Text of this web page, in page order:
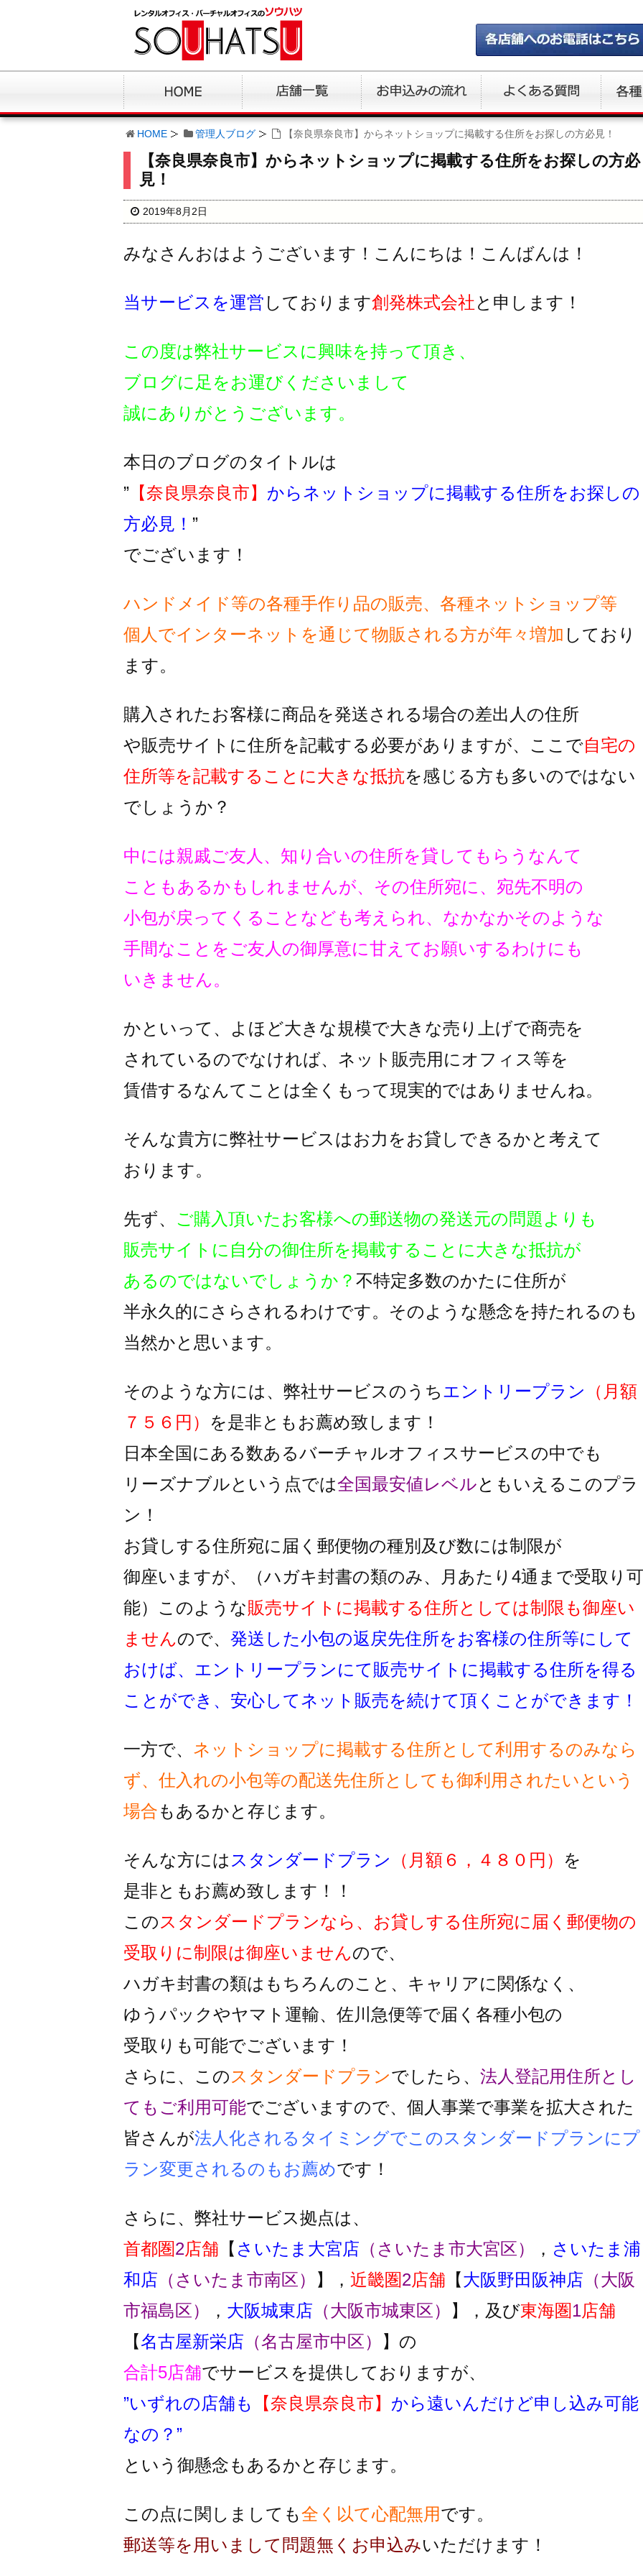
HOME 管理人ブログ 【奈良県奈良市】からネットショップに掲載する住所をお探しの方必見！
【奈良県奈良市】からネットショップに掲載する住所をお探しの方必
見！
2019年8月2日
みなさんおはようございます！こんにちは！こんばんは！
当サービスを運営 しております創発株式会社と申します！
この度は弊社サービスに興味を持って頂き、
ブログに足をお運びくださいまして
誠にありがとうございます。
本日のブログのタイトルは
” 【奈良県奈良市】 からネットショップに掲載する住所をお探しの
方必見！ ”
でございます！
ハンドメイド等の各種手作り品の販売、各種ネットショップ等
個人でインターネットを通じて物販される方が年々増加 しており
ます。
購入されたお客様に商品を発送される場合の差出人の住所
や販売サイトに住所を記載する必要がありますが、 ここで自宅の
住所等を記載することに大きな抵抗を感じる方も多いのではない
でしょうか？
中には親戚ご友人、知り合いの住所を貸してもらうなんて
こともあるかもしれませんが、その住所宛に、宛先不明の
小包が戻ってくることなども考えられ、なかなかそのような
手間なことをご友人の御厚意に甘えてお願いするわけにも
いきません。
かといって、よほど大きな規模で大きな売り上げで商売を
されているのでなければ、ネット販売用にオフィス等を
賃借するなんてことは全くもって現実的ではありませんね。
そんな貴方に弊社サービスはお力をお貸しできるかと考えて
おります。
先ず、 ご購入頂いたお客様への郵送物の発送元の問題よりも
販売サイトに自分の御住所を掲載することに大きな抵抗が
あるのではないでしょうか？ 不特定多数のかたに住所が
半永久的にさらされるわけです。そのような懸念を持たれるのも
当然かと思います。
そのような方には、弊社サービスのうちエントリープラン
（月額
７５６円） を是非ともお薦め致します！
日本全国にある数あるバーチャルオフィスサービスの中でも
リーズナブルという点では全国最安値レベルと もいえるこのプラ
ン！
お貸しする住所宛に届く郵便物の種別及び数には制限が
御座いますが、
（ハガキ封書の類のみ、月あたり4通まで受取り可
能） このような販売サイトに掲載する住所としては制限も御座い
ませんので、 発送した小包の返戻先住所をお客様の住所等にして
おけば、 エントリープランにて販売サイトに掲載する住所を得る
ことができ、 安心してネット販売を続けて頂くことができます！
一方で、 ネットショップに掲載する住所として利用するのみなら
ず、 仕入れの小包等の配送先住所としても御利用されたいという
場合もあるかと存じます。
そんな方には スタンダードプラン （月額６，４８０円） を
是非ともお薦め致します！！
この スタンダードプランなら、お貸しする住所宛に届く郵便物の
受取りに制限は御座いませんので、
ハガキ封書の類はもちろんのこと、キャリアに関係なく、
ゆうパックやヤマト運輸、佐川急便等で届く各種小包の
受取りも可能でございます！
さらに、この スタンダードプランでしたら、 法人登記用住所とし
ても ご利用可能でございますので、個人事業で事業を拡大された
皆さんが法人化されるタイミングでこのスタンダードプランにプ
ラン変更されるのもお薦めです！
さらに、弊社サービス拠点は、
首都圏2店舗 【 さいたま大宮店 （さいたま市大宮区） ， さいたま浦
和店 （さいたま市南区） 】， 近畿圏2店舗 【大阪野田阪神店 （大阪
市福島区）
， 大阪城東店 （大阪市城東区） 】，及び東海圏1店舗
【名古屋新栄店 （名古屋市中区）
】の
合計5店舗でサービスを提供しておりますが、
”いずれの店舗も
【奈良県奈良市】 から遠いんだけど申し込み可能
なの？”
という御懸念もあるかと存じます。
この点に関しましても全く以て心配無用です。
郵送等を用いまして問題無くお申込みいただけます！